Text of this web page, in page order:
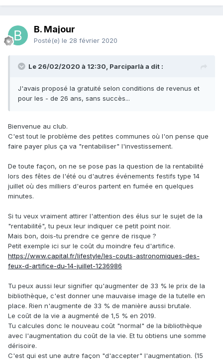
B. Majour
Posté(e) le 28 février 2020
Le 26/02/2020 à 12:30, Parciparlà a dit :
J'avais proposé la gratuité selon conditions de revenus et
pour les - de 26 ans, sans succès...
Bienvenue au club.
C'est tout le problème des petites communes où l'on pense que
faire payer plus ça va "rentabiliser" l'investissement.
De toute façon, on ne se pose pas la question de la rentabilité
lors des fêtes de l'été ou d'autres événements festifs type 14
juillet où des milliers d'euros partent en fumée en quelques
minutes.
Si tu veux vraiment attirer l'attention des élus sur le sujet de la
"rentabilité", tu peux leur indiquer ce petit point noir.
Mais bon, dois-tu prendre ce genre de risque ?
Petit exemple ici sur le coût du moindre feu d'artifice.
https://www.capital.fr/lifestyle/les-couts-astronomiques-des-
feux-d-artifice-du-14-juillet-1236986
Tu peux aussi leur signifier qu'augmenter de 33 % le prix de la
bibliothèque, c'est donner une mauvaise image de la tutelle en
place. Rien n'augmente de 33 % de manière aussi brutale.
Le coût de la vie a augmenté de 1,5 % en 2019.
Tu calcules donc le nouveau coût "normal" de la bibliothèque
avec l'augmentation du coût de la vie. Et tu obtiens une somme
dérisoire.
C'est qui est une autre façon "d'accepter" l'augmentation. (15